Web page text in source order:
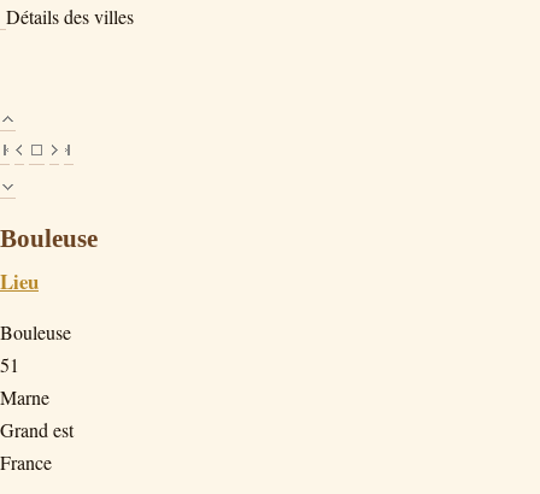
Détails des villes
Bouleuse
Lieu
Bouleuse
51
Marne
Grand est
France